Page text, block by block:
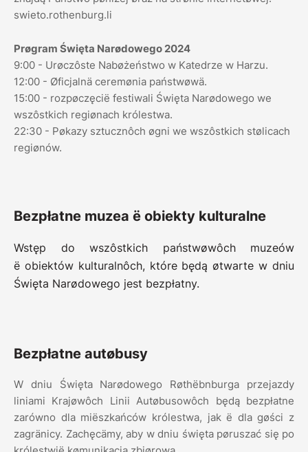
swieto.rothenburg.li
Prøgram Święta Narødowego 2024
9:00 - Urøczôste Nabøżeństwo w Katedrze w Harzu.
12:00 - Øficjalnä ceremønia państwøwä.
15:00 - rozpøczęcië festiwali Święta Narødowego we
wszôstkich regiønach królestwa.
22:30 - Pøkazy sztucznôch øgni we wszôstkich stølicach
regiønów.
Bezpłatne muzea ë obiekty kulturalne
Wstęp do wszôstkich państwøwôch muzeów
ë obiektów kulturalnôch, które będą øtwarte w dniu
Święta Narødowego jest bezpłatny.
Bezpłatne autøbusy
W dniu Święta Narødowego Røthëbnburga przejazdy
liniami Krajøwôch Linii Autøbusowôch będą bezpłatne
zarówno dla miëszkańców królestwa, jak ë dla gøści z
zagränicy. Zachęcämy, aby w dniu święta pøruszać się po